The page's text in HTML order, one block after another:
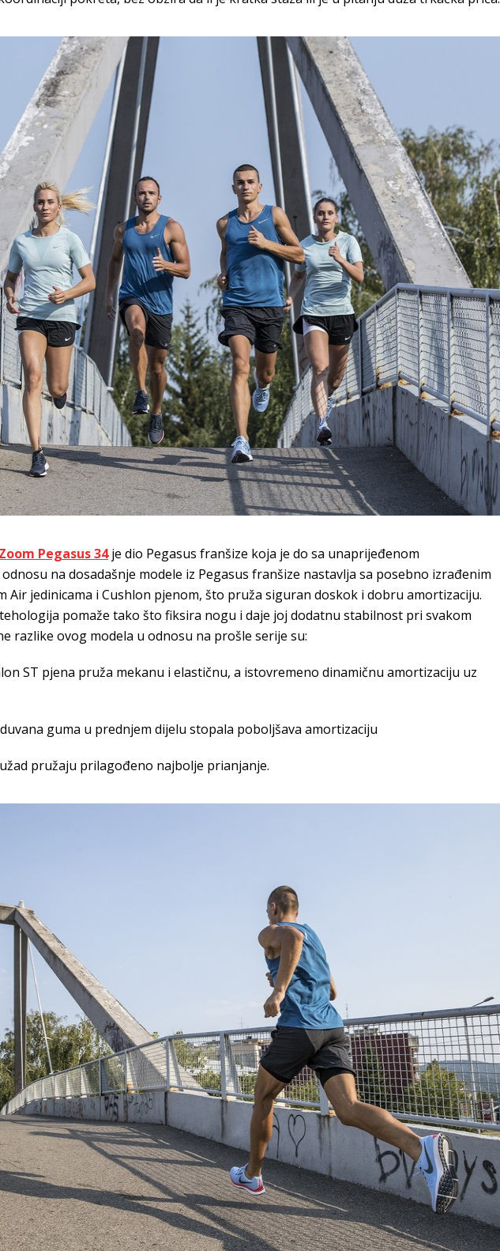
Pegasus 34je dio Pegasus franšize koja je do sa unaprijeđenom
na dosadašnje modele iz Pegasus franšize nastavlja sa posebno izrađenim
Air jedinicama i Cushlon pjenom, što pruža siguran doskok i dobru amortizaciju.
pomaže tako što fiksira nogu i daje joj dodatnu stabilnost pri svakom
razlike ovog modela u odnosu na prošle serije su:
ST pjena pruža mekanu i elastičnu, a istovremeno dinamičnu amortizaciju uz
guma u prednjem dijelu stopala poboljšava amortizaciju
pružaju prilagođeno najbolje prianjanje.